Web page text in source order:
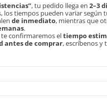
, tu pedido llega en2–3
los tiempos pueden variar según
de inmediato, mientras que
.
te confirmaremos eltiempo
antes de comprar, escríbenos y